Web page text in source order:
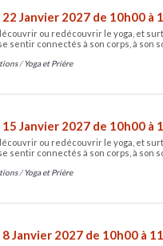
Janvier 2027 de 10h00 à
ou redécouvrir le yoga, et
sentir connectés à son corps, à son
/Yoga et Prière
Janvier 2027 de 10h00 à
ou redécouvrir le yoga, et
sentir connectés à son corps, à son
/Yoga et Prière
Janvier 2027 de 10h00 à